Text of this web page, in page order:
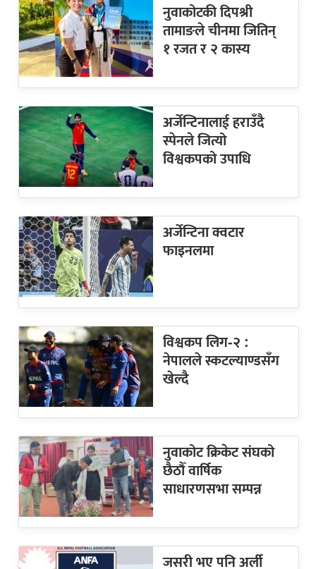
नुवाकोटकी दिपश्री
तामाङले चीनमा जितिन्
१ रजत र २ कास्य
अर्जेन्टिनालाई हराउँदै
स्पेनले जित्यो
विश्वकपको उपाधि
अर्जेन्टिना क्वटार
फाइनलमा
विश्वकप लिग-२ :
नेपालले स्कटल्याण्डसँग
खेल्दै
नुवाकोट क्रिकेट संघको
छैठौँ वार्षिक
साधारणसभा सम्पन्न
जसरी भए पनि अर्ली